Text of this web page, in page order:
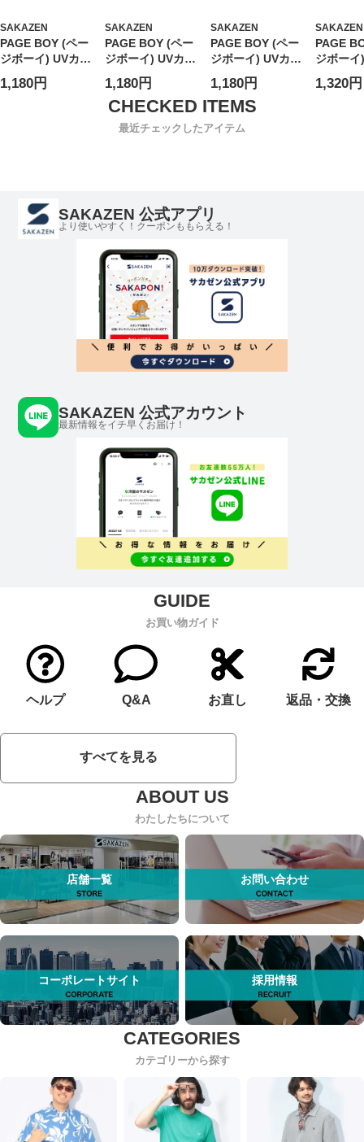
SAKAZEN
PAGE BOY (ペー
ジボーイ) UVカッ
ト ティアドロップ
サングラス ユニセ
1,180円
SAKAZEN
PAGE BOY (ペー
ジボーイ) UVカッ
ト フチなし リム
レス ラージスクエ
ア サングラス ユ
ニセックス スクエ
ア カラーレンズ
1,180円
SAKAZEN
PAGE BOY (ペー
ジボーイ) UVカッ
ト ウェリントン
ライトカラーグラ
ス ユニセックス
カラーレンズ マッ
トフレーム アイウ
1,180円
SAKAZEN
PAGE
ジボー
ト フチ
レス 細
1,320円
最近チェックしたアイテム
SAKAZEN 公式アプリ
より使いやすく！クーポンももらえる！
SAKAZEN 公式アカウント
最新情報をイチ早くお届け！
お買い物ガイド
ヘルプ Q&A お直し 返品・交換
すべてを見る
わたしたちについて
店舗一覧 お問い合わせ
コーポレートサイト 採用情報
カテゴリーから探す